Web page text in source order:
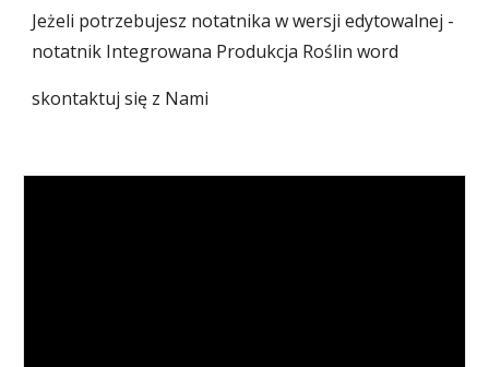
Jeżeli potrzebujesz notatnika w wersji edytowalnej -
notatnik Integrowana Produkcja Roślin word
skontaktuj się z Nami